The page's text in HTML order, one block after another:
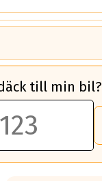
gentemot ett
du använder.
till min bil?